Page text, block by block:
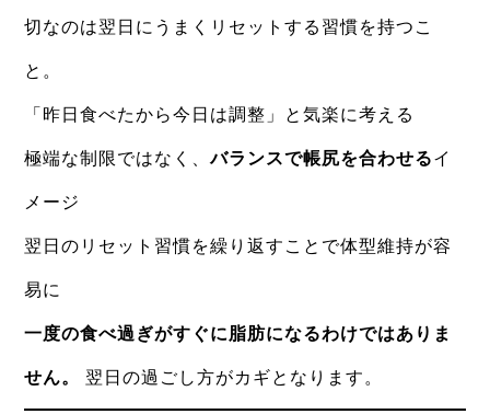
切なのは翌日にうまくリセットする習慣を持つこ
と。
「昨日食べたから今日は調整」と気楽に考える
極端な制限ではなく、バランスで帳尻を合わせるイ
メージ
翌日のリセット習慣を繰り返すことで体型維持が容
易に
一度の食べ過ぎがすぐに脂肪になるわけではありま
せん。 翌日の過ごし方がカギとなります。